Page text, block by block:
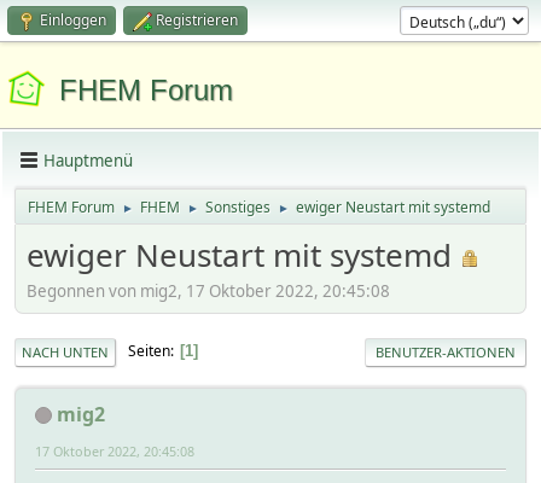
Einloggen Registrieren
FHEM Forum
Hauptmenü
FHEM Forum ► FHEM ► Sonstiges ► ewiger Neustart mit systemd
ewiger Neustart mit systemd
Begonnen von mig2, 17 Oktober 2022, 20:45:08
NACH UNTEN Seiten 1 BENUTZER-AKTIONEN
mig2
17 Oktober 2022, 20:45:08